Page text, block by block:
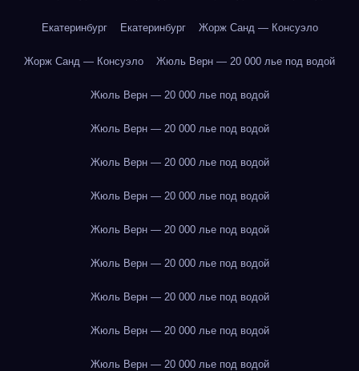
Екатеринбург Екатеринбург Жорж Санд — Консуэло
Жорж Санд — Консуэло Жюль Верн — 20 000 лье под водой
Жюль Верн — 20 000 лье под водой
Жюль Верн — 20 000 лье под водой
Жюль Верн — 20 000 лье под водой
Жюль Верн — 20 000 лье под водой
Жюль Верн — 20 000 лье под водой
Жюль Верн — 20 000 лье под водой
Жюль Верн — 20 000 лье под водой
Жюль Верн — 20 000 лье под водой
Жюль Верн — 20 000 лье под водой